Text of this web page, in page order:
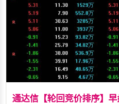
通达信【轮回竞价排序】